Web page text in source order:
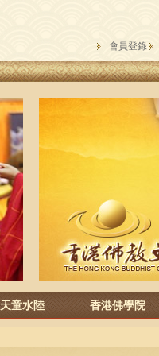
會員登錄
天童水陸 香港佛學院